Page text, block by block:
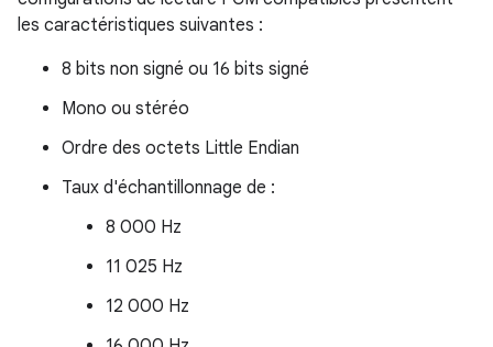
les caractéristiques suivantes :
8 bits non signé ou 16 bits signé
Mono ou stéréo
Ordre des octets Little Endian
Taux d'échantillonnage de :
8 000 Hz
11 025 Hz
12 000 Hz